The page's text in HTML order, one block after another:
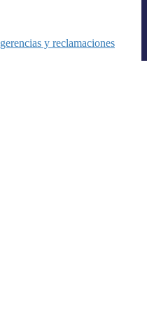
y reclamaciones